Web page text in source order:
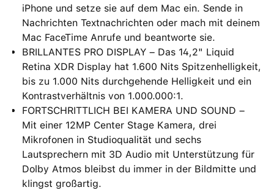
iPhone und setze sie auf dem Mac ein. Sende in
Nachrichten Textnachrichten oder mach mit deinem
Mac FaceTime Anrufe und beantworte sie.
BRILLANTES PRO DISPLAY – Das 14,2" Liquid
Retina XDR Display hat 1.600 Nits Spitzenhelligkeit,
bis zu 1.000 Nits durchgehende Helligkeit und ein
Kontrastverhältnis von 1.000.000:1.
FORTSCHRITTLICH BEI KAMERA UND SOUND –
Mit einer 12MP Center Stage Kamera, drei
Mikrofonen in Studioqualität und sechs
Lautsprechern mit 3D Audio mit Unterstützung für
Dolby Atmos bleibst du immer in der Bildmitte und
klingst großartig.